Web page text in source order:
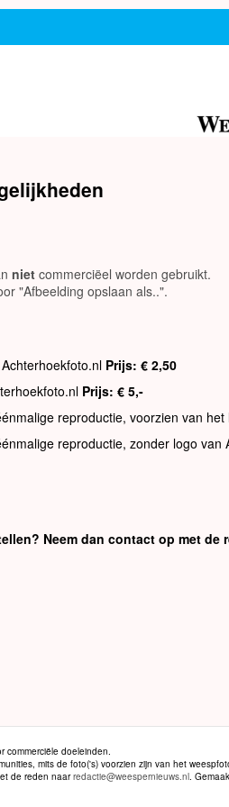
niet commerciëel worden gebruikt.
"Afbeelding opslaan als..".
Prijs: € 2,50
Prijs: € 5,-
reproductie, voorzien van
reproductie, zonder logo van
Neem dan contact op met de
commerciële doeleinden.
mits de foto('s) voorzien zijn van het
de reden naarredactie@weespernieuws.nl.